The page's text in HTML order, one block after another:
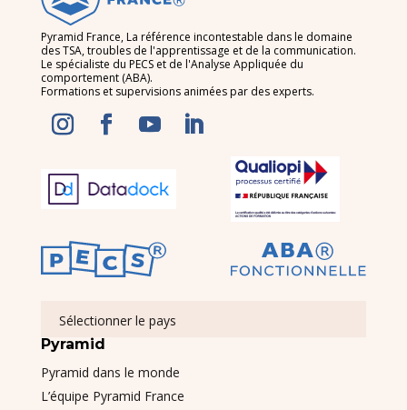
Pyramid France, La référence incontestable dans le domaine
des TSA, troubles de l'apprentissage et de la communication.
Le spécialiste du PECS et de l'Analyse Appliquée du
comportement (ABA).
Formations et supervisions animées par des experts.
Sélectionner le pays
Pyramid
Pyramid dans le monde
L’équipe Pyramid France